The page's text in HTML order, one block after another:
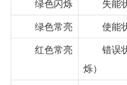
绿色闪烁 失能
绿色常亮 使能
红色常亮
错误
烁）